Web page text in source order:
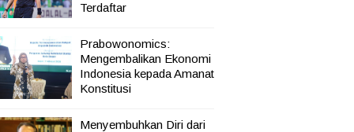
Terdaftar
Prabowonomics:
Mengembalikan Ekonomi
Indonesia kepada Amanat
Konstitusi
Menyembuhkan Diri dari